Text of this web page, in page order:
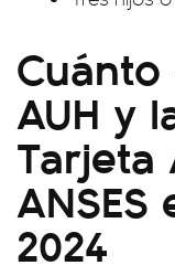
AUH y
Tarjeta
2024